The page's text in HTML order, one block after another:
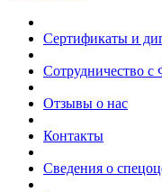
Сертификаты и
Сотрудничество
Отзывы о нас
Контакты
Сведения о